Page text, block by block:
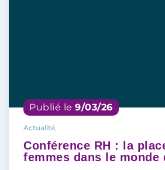
Publié le 9/03/26
Actualité,
Conférence RH : la
femmes dans le monde